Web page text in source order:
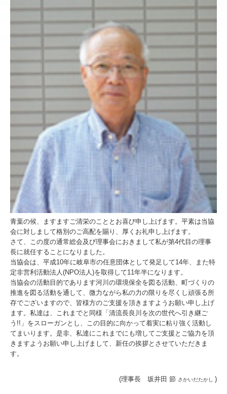
青葉の候、ますますご清栄のこととお喜び申し上げます。平素は当協
会に対しまして格別のご高配を賜り、厚くお礼申し上げます。
さて、この度の通常総会及び理事会におきまして私が第4代目の理事
長に就任することになりました。
当協会は、平成10年に岐阜市の任意団体として発足して14年、また特
定非営利活動法人(NPO法人)を取得して11年半になります。
当協会の活動目的であります河川の環境保全を図る活動、町づくりの
推進を図る活動を通して、微力ながら私の力の限りを尽くし頑張る所
存でございますので、皆様方のご支援を頂きますようお願い申し上げ
ます。私達は、これまでと同様「清流長良川を次の世代へ引き継ご
う!!」をスローガンとし、この目的に向かって着実に粘り強く活動し
てまいります。是非、私達にこれまでにも増してご支援とご協力を頂
きますようお願い申し上げまして、新任の挨拶とさせていただきま
す。
(理事長 坂井田 節 さかいだたかし )